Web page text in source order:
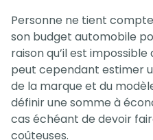
Personne ne tient
son budget automobile
raison qu’il est
peut cependant estimer
de la marque et du
définir une somme à
cas échéant de devoir
coûteuses.